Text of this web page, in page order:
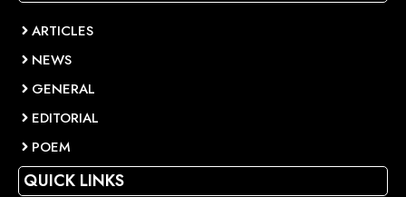
ARTICLES
NEWS
GENERAL
EDITORIAL
POEM
QUICK LINKS